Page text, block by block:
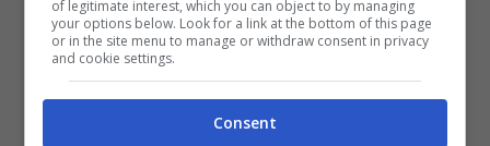
funzione
richiestissima ma
of legitimate interest, which you can object to by managing
your options below. Look for a link at the bottom of this page
or in the site menu to manage or withdraw consent in privacy
and cookie settings.
Consent